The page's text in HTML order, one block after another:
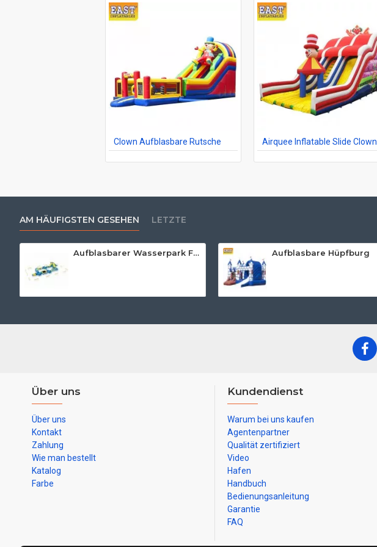
Clown Aufblasbare Rutsche Airquee Inflatable Slide Clown
AM HÄUFIGSTEN GESEHEN LETZTE
Aufblasbarer Wasserpark Für Erwachsene Aufblasbare Hüpfburg
Über uns
Über uns
Kontakt
Zahlung
Wie man bestellt
Katalog
Farbe
Kundendienst
Warum bei uns kaufen
Agentenpartner
Qualität zertifiziert
Video
Hafen
Handbuch
Bedienungsanleitung
Garantie
FAQ